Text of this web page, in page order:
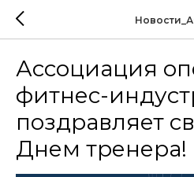
Ассоциация
фитнес-
поздравляет
Днем тренера!